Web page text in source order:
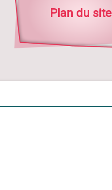
Plan du site